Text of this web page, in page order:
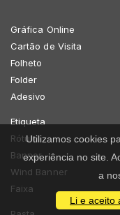
Gráfica Online
Cartão de Visita
Folheto
Folder
Adesivo
Etiqueta
Rótulo
Banner
Wind Banner
Faixa
Utilizamos cookies
experiência no site.
a
Li e aceito